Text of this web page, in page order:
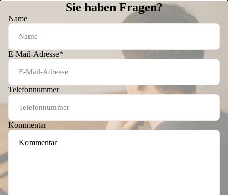
Sie haben Fragen?
Name
E-Mail-Adresse*
Telefonnummer
Kommentar